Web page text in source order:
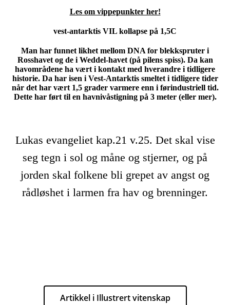
Les om vippepunkter her!
vest-antarktis VIL kollapse på 1,5C
Man har funnet likhet mellom DNA for blekkspruter i
Rosshavet og de i Weddel-havet (på pilens spiss). Da kan
havområdene ha vært i kontakt med hverandre i tidligere
historie. Da har isen i Vest-Antarktis smeltet i tidligere tider
når det har vært 1,5 grader varmere enn i førindustriell tid.
Dette har ført til en havnivåstigning på 3 meter (eller mer).
Lukas evangeliet kap.21 v.25. Det skal vise
seg tegn i sol og måne og stjerner, og på
jorden skal folkene bli grepet av angst og
rådløshet i larmen fra hav og brenninger.
Artikkel i Illustrert vitenskap